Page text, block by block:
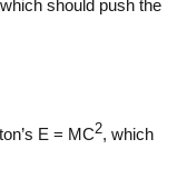
should push the
E = MC2, which